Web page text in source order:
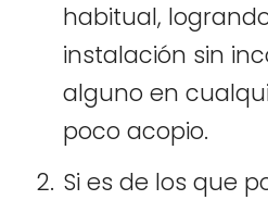
habitual,
instalación sin
alguno en
poco acopio.
Si es de los que